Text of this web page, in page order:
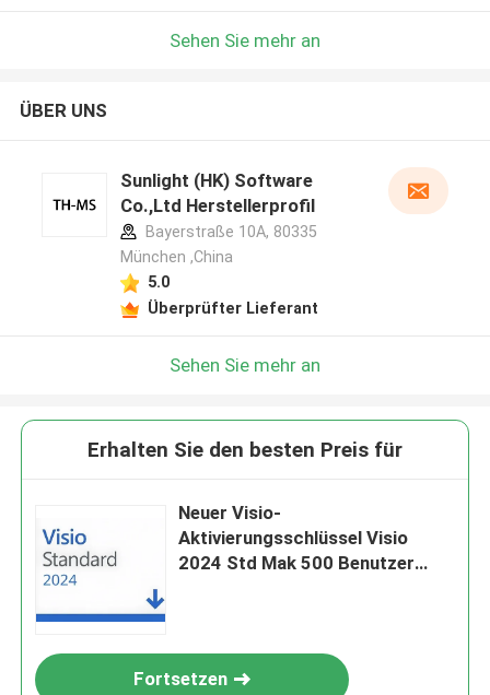
Sehen Sie mehr an
ÜBER UNS
Sunlight (HK) Software
Co.,Ltd Herstellerprofil
Bayerstraße 10A, 80335
München ,China
5.0
Überprüfter Lieferant
Sehen Sie mehr an
Erhalten Sie den besten Preis für
Neuer Visio-
Aktivierungsschlüssel Visio
2024 Std Mak 500 Benutzer
Fortsetzen